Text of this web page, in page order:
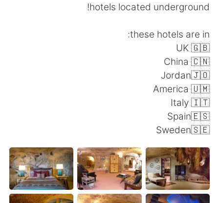
Indonesia Italiano
Türkçe Tiếng Việt
hotels located underground!
these hotels are in:
UK 🇬🇧
China 🇨🇳
Jordan🇯🇴
America 🇺🇲
Italy 🇮🇹
Spain🇪🇸
Sweden🇸🇪